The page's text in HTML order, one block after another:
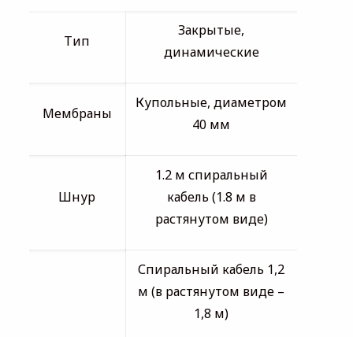
Тип
Закрытые,
динамические
Мембраны
Купольные, диаметром
40 мм
Шнур
1.2 м спиральный
кабель (1.8 м в
растянутом виде)
Спиральный кабель 1,2
м (в растянутом виде –
1,8 м)